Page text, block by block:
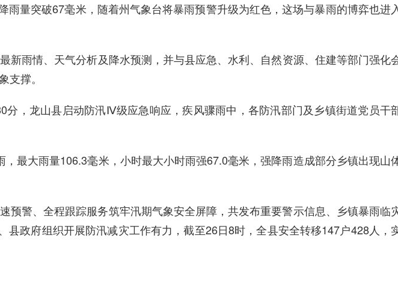
雨量突破67毫米， 随着州气象台将暴雨预警升级为红色，这场与暴雨的博弈也进
最新雨情、 天气分析及降水预测 ， 并与县应急、水利、自然资源、住建等部门强化
支撑。
分，龙山县启动防汛Ⅳ级应急响应，疾风骤雨中， 各防汛部门及乡镇街道党员干
，最大雨量106.3毫米， 小时最大小时雨强67.0毫米，强降雨造成部分乡镇出现山
预警、全程跟踪服务筑牢汛期气象安全屏障，共发布重要警示信息、乡镇暴雨临
县政府组织开展防汛减灾工作有力，截至26日8时，全县安全转移147户428人，